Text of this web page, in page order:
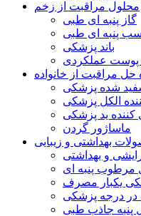
محلول مراقبت از زخم
گاز پنبه ای طبی
پنبه ای طبی
باند پزشکی
پوست عملکردی
حل مراقبت از خانواده
سفید شده پزشکی
الکل پزشکی
ید پزشکی
ماساژور گردن
بهداشتی و زیبایی
و بهداشتی
مرطوب پنبه ای
یکبار مصرف
درجه پزشکی
پنبه جاذب طبی